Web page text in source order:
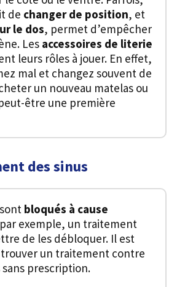
de changer de position, et
le dos, permet d’empêcher
Les accessoires de literie
leurs rôles à jouer. En effet,
mal et changez souvent de
un nouveau matelas ou
être une première
des sinus
bloqués à cause
par exemple, un traitement
de les débloquer. Il est
trouver un traitement contre
sans prescription.